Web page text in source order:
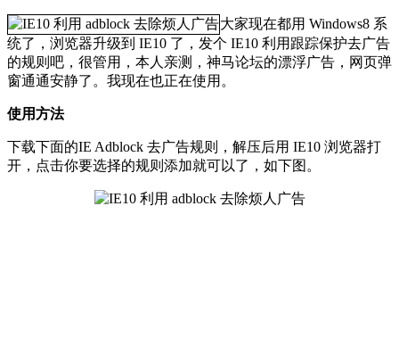
大家现在都用 Windows8 系
统了，浏览器升级到 IE10 了，发个 IE10 利用跟踪保护去广告
的规则吧，很管用，本人亲测，神马论坛的漂浮广告，网页弹
窗通通安静了。我现在也正在使用。
使用方法
下载下面的IE Adblock 去广告规则，解压后用 IE10 浏览器打
开，点击你要选择的规则添加就可以了，如下图。